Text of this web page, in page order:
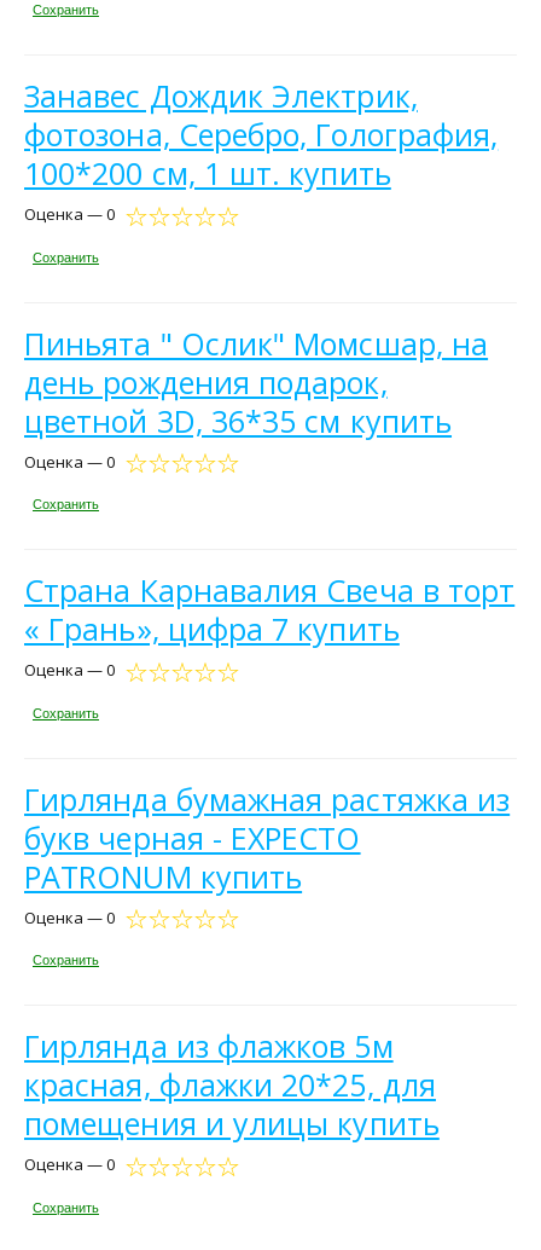
Сохранить
Занавес Дождик Электрик,
фотозона, Серебро, Голография,
100*200 см, 1 шт. купить
Оценка — 0
Сохранить
Пиньята " Ослик" Момсшар, на
день рождения подарок,
цветной 3D, 36*35 см купить
Оценка — 0
Сохранить
Страна Карнавалия Свеча в торт
« Грань», цифра 7 купить
Оценка — 0
Сохранить
Гирлянда бумажная растяжка из
букв черная - EXPECTO
PATRONUM купить
Оценка — 0
Сохранить
Гирлянда из флажков 5м
красная, флажки 20*25, для
помещения и улицы купить
Оценка — 0
Сохранить